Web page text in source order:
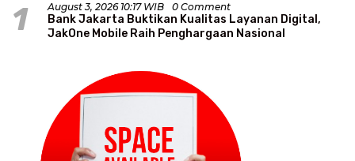
1 August 3, 2026 10:17 WIB 0 Comment
Bank Jakarta Buktikan Kualitas Layanan Digital,
JakOne Mobile Raih Penghargaan Nasional